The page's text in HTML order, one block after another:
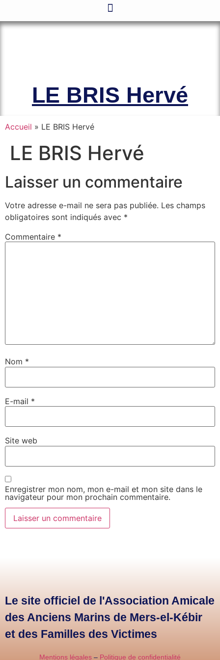
LE BRIS Hervé
Accueil » LE BRIS Hervé
LE BRIS Hervé
Laisser un commentaire
Votre adresse e-mail ne sera pas publiée. Les champs
obligatoires sont indiqués avec *
Commentaire *
Nom *
E-mail *
Site web
Enregistrer mon nom, mon e-mail et mon site dans le
navigateur pour mon prochain commentaire.
Le site officiel de l'Association Amicale
des Anciens Marins de Mers-el-Kébir
et des Familles des Victimes
Mentions légales – Politique de confidentialité